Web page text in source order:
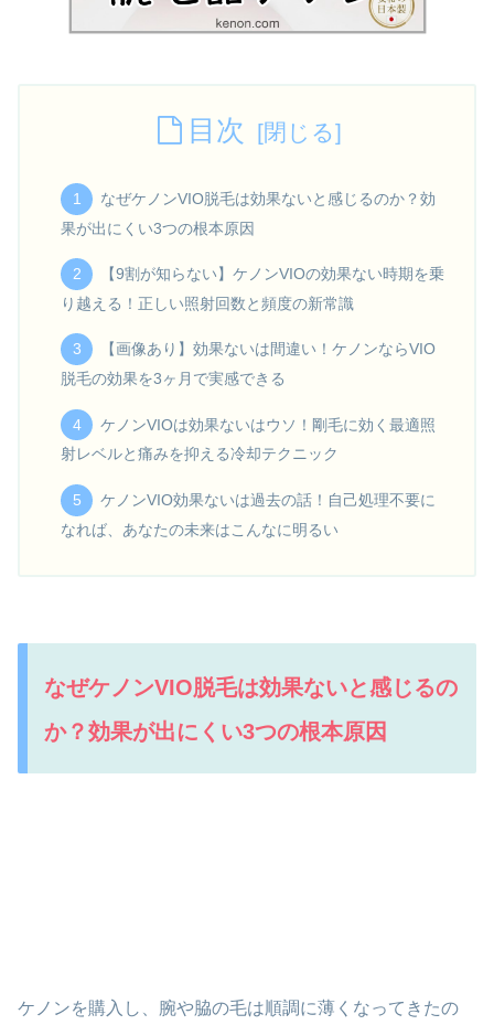
目次
なぜケノンVIO脱毛は効果ないと感じるのか？効
果が出にくい3つの根本原因
【9割が知らない】ケノンVIOの効果ない時期を乗
り越える！正しい照射回数と頻度の新常識
【画像あり】効果ないは間違い！ケノンならVIO
脱毛の効果を3ヶ月で実感できる
ケノンVIOは効果ないはウソ！剛毛に効く最適照
射レベルと痛みを抑える冷却テクニック
ケノンVIO効果ないは過去の話！自己処理不要に
なれば、あなたの未来はこんなに明るい
なぜケノンVIO脱毛は効果ないと感じるの
か？効果が出にくい3つの根本原因
ケノンを購入し、腕や脇の毛は順調に薄くなってきたの